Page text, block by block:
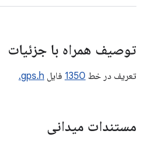
توصیف همراه با جزئیات
تعریف در خط 1350 فایل gps.h.
مستندات میدانی